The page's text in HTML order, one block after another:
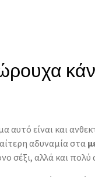
αυτό είναι και
αδυναμία στα
σέξι, αλλά και